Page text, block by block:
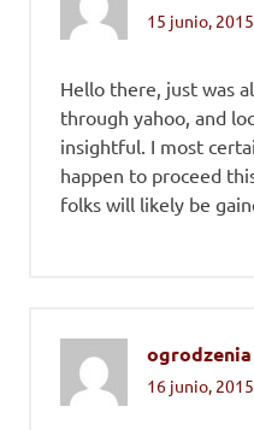
15 junio,
Hello there, just was
through yahoo, and
insightful. I most
happen to proceed
folks will likely be
16 junio,